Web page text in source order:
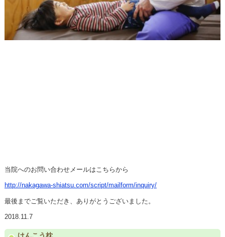
当院へのお問い合わせメールはこちらから
http://nakagawa-shiatsu.com/script/mailform/inquiry/
最後までご覧いただき、ありがとうございました。
2018.11.7